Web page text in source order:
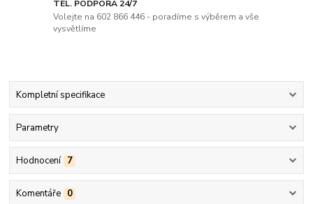
TEL. PODPORA 24/7
Volejte na 602 866 446 - poradíme s výběrem a vše
vysvětlíme
Kompletní specifikace
Parametry
Hodnocení 7
Komentáře 0